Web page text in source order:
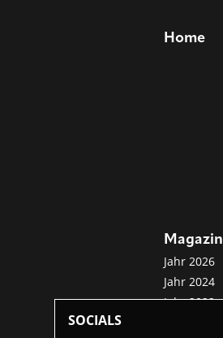
Home
Magazin
Jahr 2026
Jahr 2024
Jahr 2022
SOCIALS